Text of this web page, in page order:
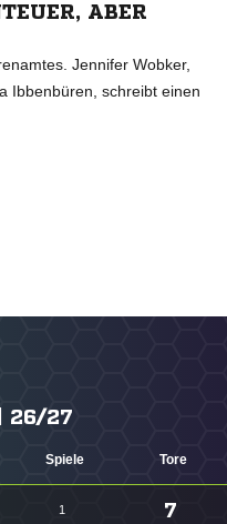
ABER
Jennifer Wobker,
Ibbenbüren, schreibt einen
26/27
Spiele Tore
1 7